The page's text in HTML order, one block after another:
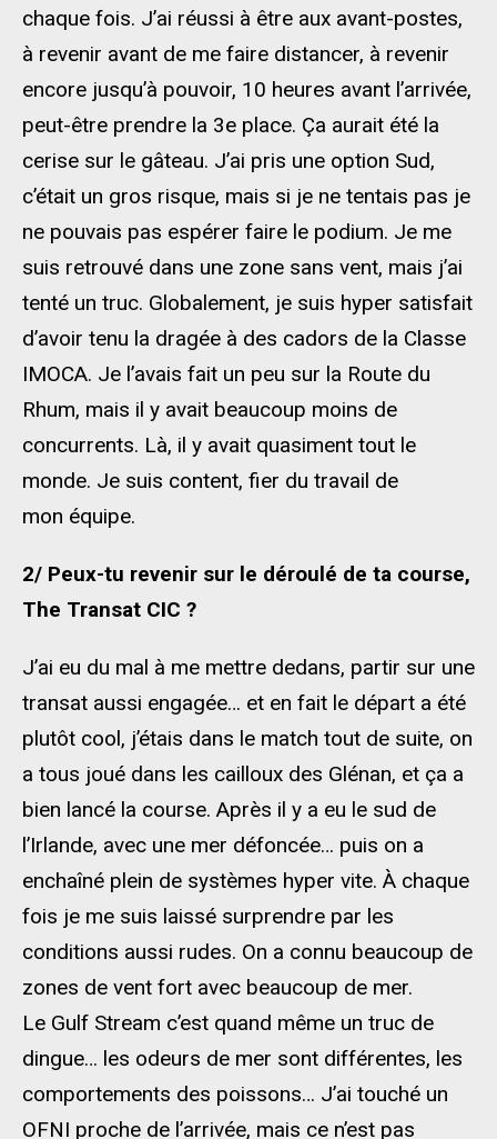
chaque fois. J’ai réussi à être aux avant-postes,
à revenir avant de me faire distancer, à revenir
encore jusqu’à pouvoir, 10 heures avant l’arrivée,
peut-être prendre la 3e place. Ça aurait été la
cerise sur le gâteau. J’ai pris une option Sud,
c’était un gros risque, mais si je ne tentais pas je
ne pouvais pas espérer faire le podium. Je me
suis retrouvé dans une zone sans vent, mais j’ai
tenté un truc. Globalement, je suis hyper satisfait
d’avoir tenu la dragée à des cadors de la Classe
IMOCA. Je l’avais fait un peu sur la Route du
Rhum, mais il y avait beaucoup moins de
concurrents. Là, il y avait quasiment tout le
monde. Je suis content, fier du travail de
mon équipe.
2/ Peux-tu revenir sur le déroulé de ta course,
The Transat CIC ?
J’ai eu du mal à me mettre dedans, partir sur une
transat aussi engagée… et en fait le départ a été
plutôt cool, j’étais dans le match tout de suite, on
a tous joué dans les cailloux des Glénan, et ça a
bien lancé la course. Après il y a eu le sud de
l’Irlande, avec une mer défoncée… puis on a
enchaîné plein de systèmes hyper vite. À chaque
fois je me suis laissé surprendre par les
conditions aussi rudes. On a connu beaucoup de
zones de vent fort avec beaucoup de mer.
Le Gulf Stream c’est quand même un truc de
dingue… les odeurs de mer sont différentes, les
comportements des poissons… J’ai touché un
OFNI proche de l’arrivée, mais ce n’est pas